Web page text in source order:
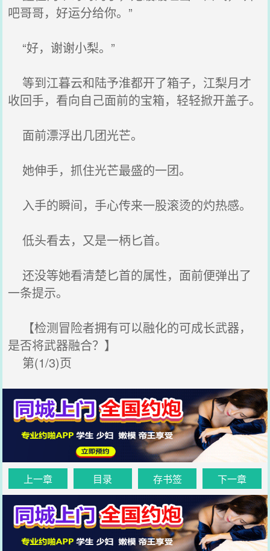
吧哥哥，好运分给你。”
“好，谢谢小梨。”
等到江暮云和陆予淮都开了箱子，江梨月才
收回手，看向自己面前的宝箱，轻轻掀开盖子。
面前漂浮出几团光芒。
她伸手，抓住光芒最盛的一团。
入手的瞬间，手心传来一股滚烫的灼热感。
低头看去，又是一柄匕首。
还没等她看清楚匕首的属性，面前便弹出了
一条提示。
【检测冒险者拥有可以融化的可成长武器，
是否将武器融合？】
第(1/3)页
上一章 目录 存书签 下一章